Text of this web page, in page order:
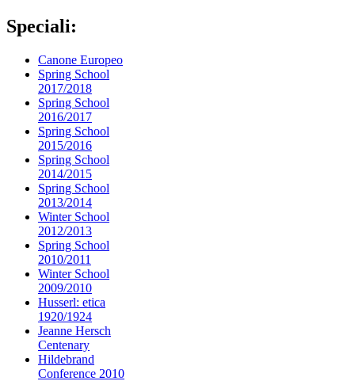
Speciali:
Canone Europeo
Spring School
2017/2018
Spring School
2016/2017
Spring School
2015/2016
Spring School
2014/2015
Spring School
2013/2014
Winter School
2012/2013
Spring School
2010/2011
Winter School
2009/2010
Husserl: etica
1920/1924
Jeanne Hersch
Centenary
Hildebrand
Conference 2010